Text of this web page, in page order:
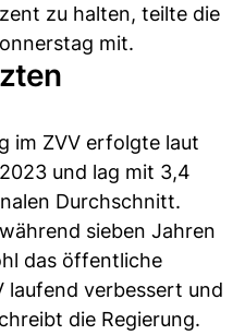
zu halten, teilte die
mit.
im ZVV erfolgte laut
und lag mit 3,4
Durchschnitt.
sieben Jahren
das öffentliche
laufend verbessert und
die Regierung.